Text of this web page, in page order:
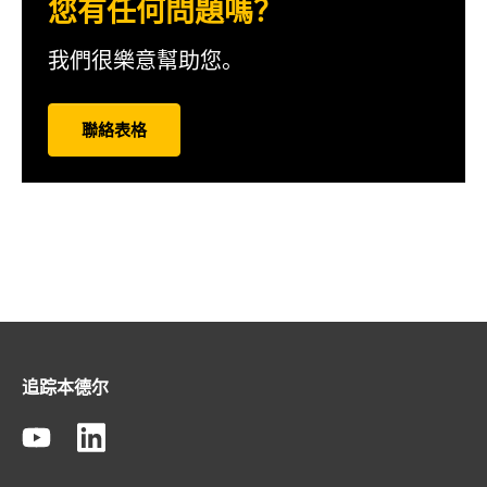
您有任何問題嗎？
我們很樂意幫助您。
聯絡表格
追踪本德尔